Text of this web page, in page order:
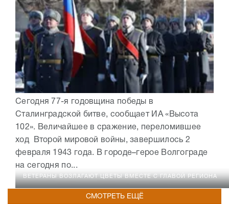
ВЕТЕРАНЫ ВОЗЛАГАЮТ ЦВЕТЫ ВМЕСТЕ С ГЛАВОЙ РЕГИОНА
Сегодня 77-я годовщина победы в
Сталинградской битве, сообщает ИА «Высота
102». Величайшее в сражение, переломившее
ход Второй мировой войны, завершилось 2
февраля 1943 года. В городе–герое Волгограде
на сегодня по...
СМОТРЕТЬ ЕЩЁ